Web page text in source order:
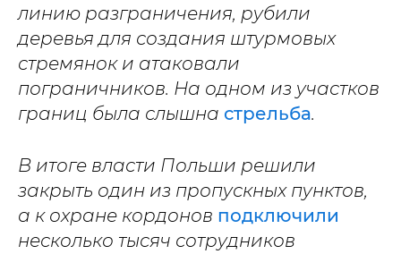
линию разграничения, рубили
деревья для создания штурмовых
стремянок и атаковали
пограничников. На одном из участков
границ была слышна стрельба.
В итоге власти Польши решили
закрыть один из пропускных пунктов,
а к охране кордонов подключили
несколько тысяч сотрудников